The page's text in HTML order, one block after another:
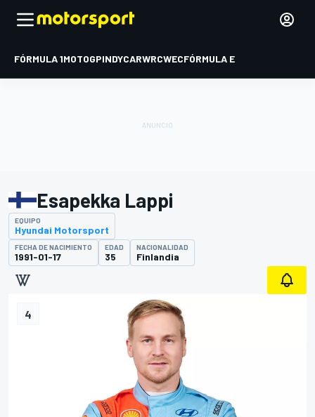
FÓRMULA 1MOTOGPINDYCARWRCWECFÓRMULA E
4
Esapekka Lappi
EQUIPO
Hyundai Motorsport
FECHA DE NACIMIENTO
1991-01-17
EDAD
35
NACIONALIDAD
Finlandia